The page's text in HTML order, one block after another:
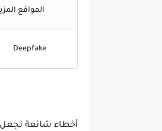
المواقع
أخطاء شائعة